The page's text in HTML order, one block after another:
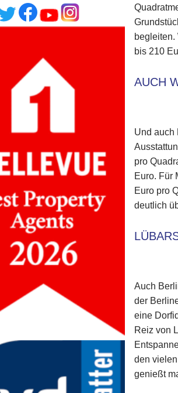
bis 210
AUCH
Und auch
pro
Euro. Für
Euro pro
deutlich
Auch
der
eine
Reiz von
den
genießt